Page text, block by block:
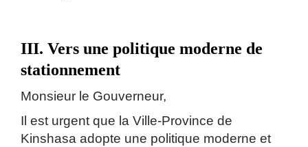
III. Vers une politique moderne de
stationnement
Monsieur le Gouverneur,
Il est urgent que la Ville-Province de
Kinshasa adopte une politique moderne et